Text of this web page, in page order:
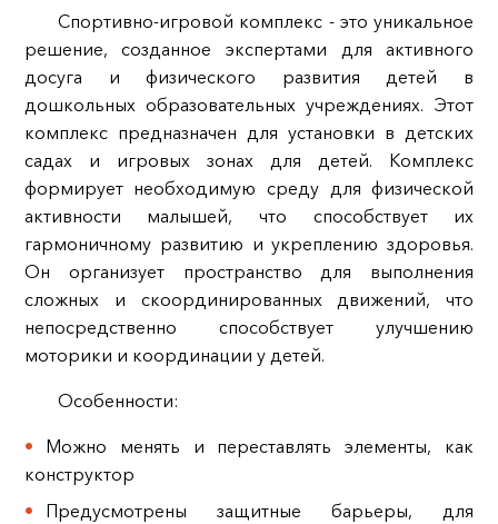
Спортивно-игровой комплекс - это уникальное
решение, созданное экспертами для активного
досуга и физического развития детей в
дошкольных образовательных учреждениях. Этот
комплекс предназначен для установки в детских
садах и игровых зонах для детей. Комплекс
формирует необходимую среду для физической
активности малышей, что способствует их
гармоничному развитию и укреплению здоровья.
Он организует пространство для выполнения
сложных и скоординированных движений, что
непосредственно способствует улучшению
моторики и координации у детей.
Особенности:
Можно менять и переставлять элементы, как
конструктор
Предусмотрены защитные барьеры, для